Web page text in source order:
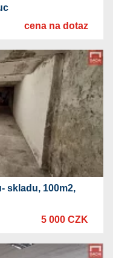
cena na dotaz
skladu, 100m2,
5 000 CZK